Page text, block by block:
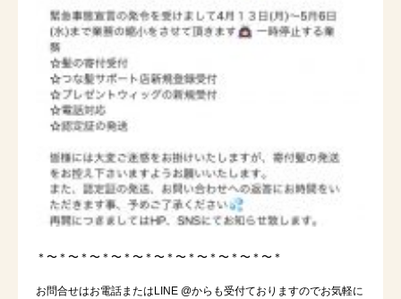
＊〜＊〜＊〜＊〜＊〜＊〜＊〜＊〜＊〜＊〜＊〜＊
お問合せはお電話またはLINE @からも受付ておりますのでお気軽に